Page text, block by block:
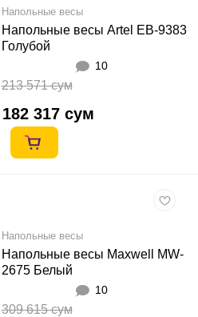
Напольные весы
Напольные весы Artel EB-9383
Голубой
10
213 571 сум
182 317 сум
Напольные весы
Напольные весы Maxwell MW-
2675 Белый
10
309 615 сум